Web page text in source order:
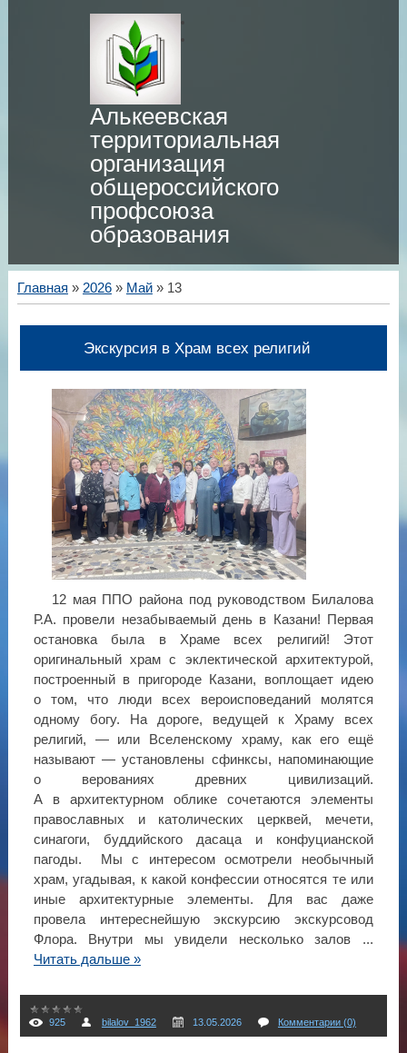
Алькеевская
территориальная
организация
общероссийского
профсоюза
образования
Главная » 2026 » Май » 13
Экскурсия в Храм всех религий
12 мая ППО района под руководством Билалова
Р.А. провели незабываемый день в Казани! Первая
остановка была в Храме всех религий! Этот
оригинальный храм с эклектической архитектурой,
построенный в пригороде Казани, воплощает идею
о том, что люди всех вероисповеданий молятся
одному богу. На дороге, ведущей к Храму всех
религий, — или Вселенскому храму, как его ещё
называют — установлены сфинксы, напоминающие
о верованиях древних цивилизаций.
А в архитектурном облике сочетаются элементы
православных и католических церквей, мечети,
синагоги, буддийского дасаца и конфуцианской
пагоды. Мы с интересом осмотрели необычный
храм, угадывая, к какой конфессии относятся те или
иные архитектурные элементы. Для вас даже
провела интереснейшую экскурсию экскурсовод
Флора. Внутри мы увидели несколько залов ...
Читать дальше »
925 bilalov_1962 13.05.2026 Комментарии (0)